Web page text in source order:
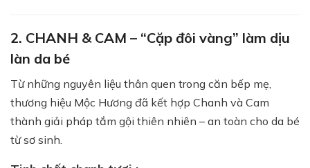
2. CHANH & CAM – “Cặp đôi vàng” làm dịu
làn da bé
Từ những nguyên liệu thân quen trong căn bếp mẹ,
thương hiệu Mộc Hương đã kết hợp Chanh và Cam
thành giải pháp tắm gội thiên nhiên – an toàn cho da bé
từ sơ sinh.